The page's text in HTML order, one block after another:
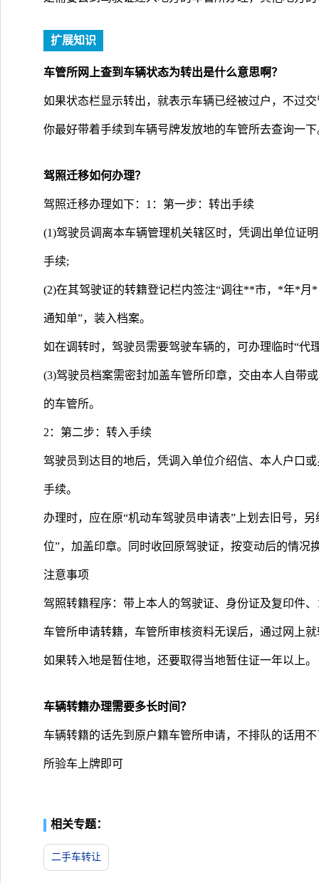
扩展知识
车管所网上查到车辆状态为转出是什么意思啊？
如果状态栏显示转出，就表示车辆已经被过户，不过
你最好带着手续到车辆号牌发放地的车管所去查询一下
驾照迁移如何办理？
驾照迁移办理如下：1：第一步：转出手续
(1)驾驶员调离本车辆管理机关辖区时，凭调出单位证
手续;
(2)在其驾驶证的转籍登记栏内签注“调往**市，*年*月
通知单”，装入档案。
如在调转时，驾驶员需要驾驶车辆的，可办理临时“代
(3)驾驶员档案需密封加盖车管所印章，交由本人自带
的车管所。
2：第二步：转入手续
驾驶员到达目的地后，凭调入单位介绍信、本人户口
手续。
办理时，应在原“机动车驾驶员申请表”上划去旧号，
位”，加盖印章。同时收回原驾驶证，按变动后的情况
注意事项
驾照转籍程序：带上本人的驾驶证、身份证及复印件
车管所申请转籍，车管所审核资料无误后，通过网上
如果转入地是暂住地，还要取得当地暂住证一年以上。
车辆转籍办理需要多长时间？
车辆转籍的话先到原户籍车管所申请，不排队的话用
所验车上牌即可
相关专题：
二手车转让